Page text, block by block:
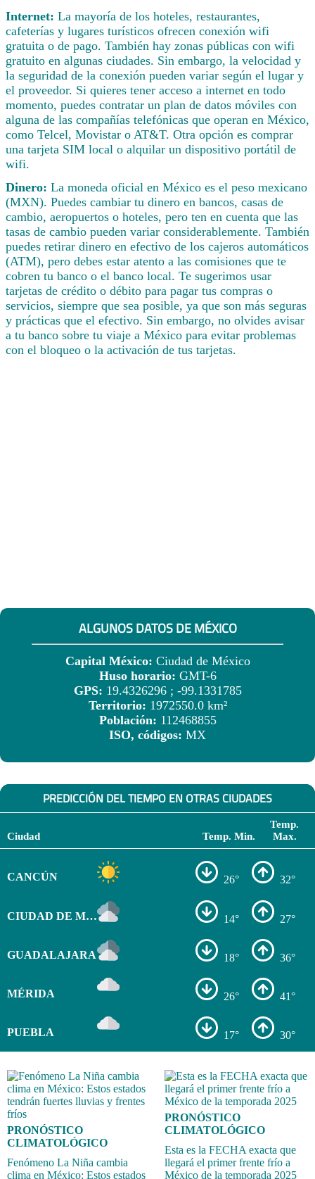
Internet: La mayoría de los hoteles, restaurantes,
cafeterías y lugares turísticos ofrecen conexión wifi
gratuita o de pago. También hay zonas públicas con wifi
gratuito en algunas ciudades. Sin embargo, la velocidad y
la seguridad de la conexión pueden variar según el lugar y
el proveedor. Si quieres tener acceso a internet en todo
momento, puedes contratar un plan de datos móviles con
alguna de las compañías telefónicas que operan en México,
como Telcel, Movistar o AT&T. Otra opción es comprar
una tarjeta SIM local o alquilar un dispositivo portátil de
wifi.
Dinero: La moneda oficial en México es el peso mexicano
(MXN). Puedes cambiar tu dinero en bancos, casas de
cambio, aeropuertos o hoteles, pero ten en cuenta que las
tasas de cambio pueden variar considerablemente. También
puedes retirar dinero en efectivo de los cajeros automáticos
(ATM), pero debes estar atento a las comisiones que te
cobren tu banco o el banco local. Te sugerimos usar
tarjetas de crédito o débito para pagar tus compras o
servicios, siempre que sea posible, ya que son más seguras
y prácticas que el efectivo. Sin embargo, no olvides avisar
a tu banco sobre tu viaje a México para evitar problemas
con el bloqueo o la activación de tus tarjetas.
ALGUNOS DATOS DE MÉXICO
Capital México: Ciudad de México
Huso horario: GMT-6
GPS: 19.4326296 ; -99.1331785
Territorio: 1972550.0 km²
Población: 112468855
ISO, códigos: MX
PREDICCIÓN DEL TIEMPO EN OTRAS CIUDADES
Ciudad Temp. Min.
Temp.
Max.
CANCÚN 26° 32°
CIUDAD DE MÉXICO 14° 27°
GUADALAJARA 18° 36°
MÉRIDA 26° 41°
PUEBLA 17° 30°
PRONÓSTICO
CLIMATOLÓGICO
Fenómeno La Niña cambia
clima en México: Estos estados
PRONÓSTICO
CLIMATOLÓGICO
Esta es la FECHA exacta que
llegará el primer frente frío a
México de la temporada 2025